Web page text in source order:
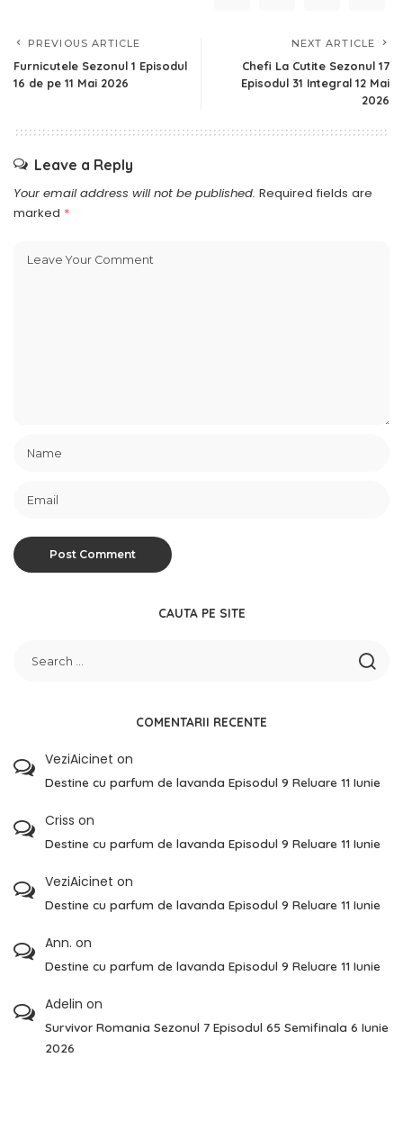
PREVIOUS ARTICLE
Furnicutele Sezonul 1 Episodul
16 de pe 11 Mai 2026
NEXT ARTICLE
Chefi La Cutite Sezonul 17
Episodul 31 Integral 12 Mai
2026
Leave a Reply
Your email address will not be published. Required fields are
marked *
CAUTA PE SITE
COMENTARII RECENTE
VeziAicinet on
Destine cu parfum de lavanda Episodul 9 Reluare 11 Iunie
Criss on
Destine cu parfum de lavanda Episodul 9 Reluare 11 Iunie
VeziAicinet on
Destine cu parfum de lavanda Episodul 9 Reluare 11 Iunie
Ann. on
Destine cu parfum de lavanda Episodul 9 Reluare 11 Iunie
Adelin on
Survivor Romania Sezonul 7 Episodul 65 Semifinala 6 Iunie
2026